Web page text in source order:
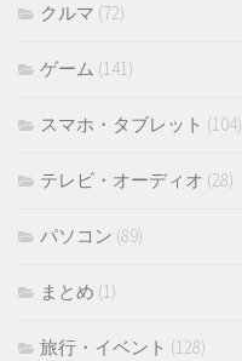
クルマ (72)
ゲーム (141)
スマホ・タブレット (104)
テレビ・オーディオ (28)
パソコン (89)
まとめ (1)
旅行・イベント (128)